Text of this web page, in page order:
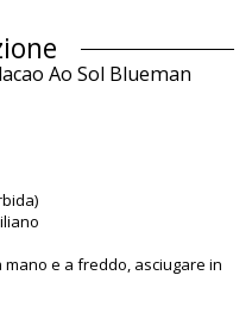
Ao Sol Blueman
e a freddo, asciugare in